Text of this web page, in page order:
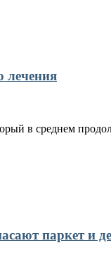
лечения
в среднем
паркет и